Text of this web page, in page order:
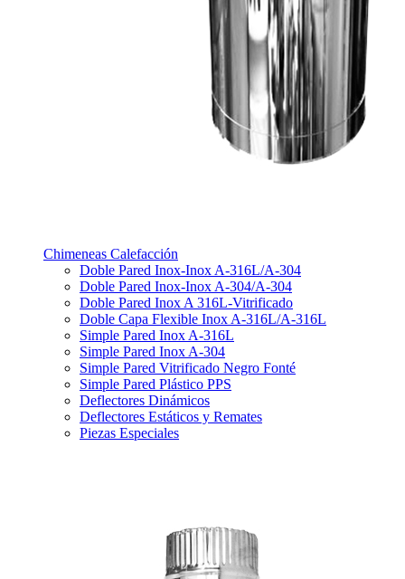
Chimeneas Calefacción
Doble Pared Inox-Inox A-316L/A-304
Doble Pared Inox-Inox A-304/A-304
Doble Pared Inox A 316L-Vitrificado
Doble Capa Flexible Inox A-316L/A-316L
Simple Pared Inox A-316L
Simple Pared Inox A-304
Simple Pared Vitrificado Negro Fonté
Simple Pared Plástico PPS
Deflectores Dinámicos
Deflectores Estáticos y Remates
Piezas Especiales